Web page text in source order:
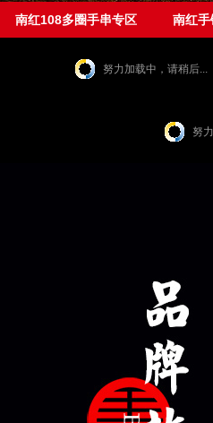
南红108多圈手串专区 南红
努力加载中，请稍后...
努